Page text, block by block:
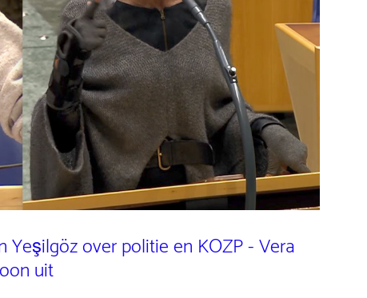
Yeşilgöz over politie en KOZP - Vera
uit